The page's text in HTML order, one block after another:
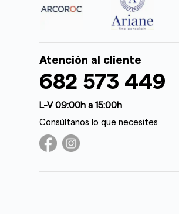
Atención al cliente
682 573 449
L-V 09:00h a 15:00h
Consúltanos lo que necesites